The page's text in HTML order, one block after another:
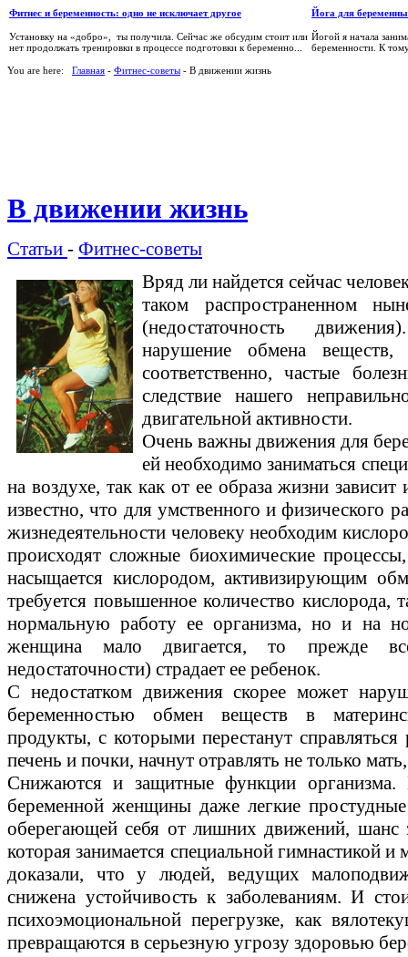
Фитнес и беременность: одно не исключает другое
Установку на «добро», ты получила. Сейчас же обсудим стоит или
нет продолжать тренировки в процессе подготовки к беременно...
Йога для
Йогой я начала
беременности. К
You are here: Главная - Фитнес-советы - В движении жизнь
В движении жизнь
Статьи - Фитнес-советы
Вряд ли найдется сейчас
таком распространенном
(недостаточность
нарушение обмена
соответственно, частые
следствие нашего
двигательной активности.
Очень важны движения для
ей необходимо заниматься
на воздухе, так как от ее образа жизни
известно, что для умственного и физического
жизнедеятельности человеку необходим
происходят сложные биохимические
насыщается кислородом, активизирующим
требуется повышенное количество кислорода,
нормальную работу ее организма, но и на
женщина мало двигается, то прежде
недостаточности) страдает ее ребенок.
С недостатком движения скорее может
беременностью обмен веществ в
продукты, с которыми перестанут
печень и почки, начнут отравлять не только
Снижаются и защитные функции
беременной женщины даже легкие
оберегающей себя от лишних движений, шанс
которая занимается специальной гимнастикой
доказали, что у людей, ведущих
снижена устойчивость к заболеваниям. И
психоэмоциональной перегрузке, как
превращаются в серьезную угрозу здоровью